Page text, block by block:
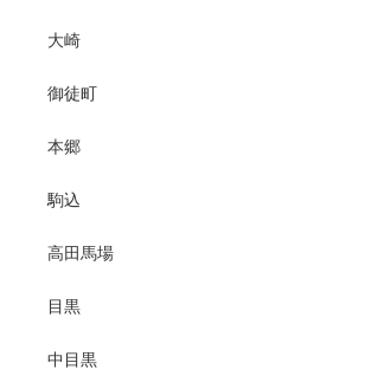
大崎
御徒町
本郷
駒込
高田馬場
目黒
中目黒